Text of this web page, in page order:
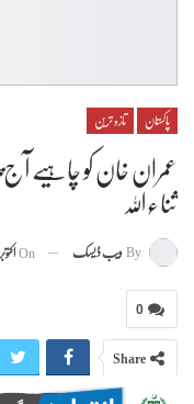
پاکستان تازہ ترین
عمران خان کو چاہیے آج
ثناءاللہ
By ویب ڈیسک On اکتوبر 28, 2022
0
Share